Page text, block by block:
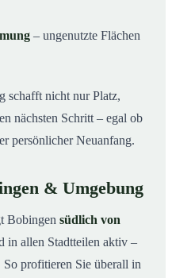
– ungenutzte Flächen
schafft nicht nur Platz,
nächsten Schritt – egal ob
persönlicher Neuanfang.
& Umgebung
Bobingen südlich von
in allen Stadtteilen aktiv –
profitieren Sie überall in